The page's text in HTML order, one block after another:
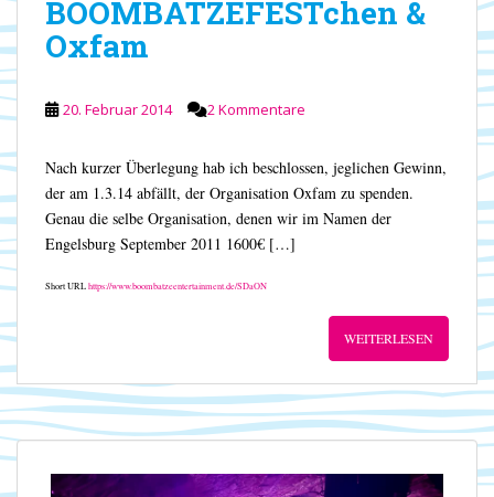
BOOMBATZEFESTchen &
Oxfam
20. Februar 2014 2 Kommentare
Nach kurzer Überlegung hab ich beschlossen, jeglichen Gewinn,
der am 1.3.14 abfällt, der Organisation Oxfam zu spenden.
Genau die selbe Organisation, denen wir im Namen der
Engelsburg September 2011 1600€ […]
Short URLhttps://www.boombatzeentertainment.de/SDaON
WEITERLESEN